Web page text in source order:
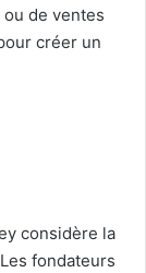
de ventes
créer un
considère la
fondateurs